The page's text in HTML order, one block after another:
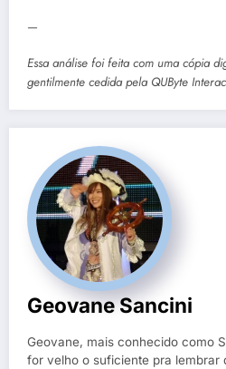
—
Essa análise foi feita com uma cópia
gentilmente cedida pela QUByte
Geovane Sancini
Geovane, mais conhecido como
for velho o suficiente pra lembrar